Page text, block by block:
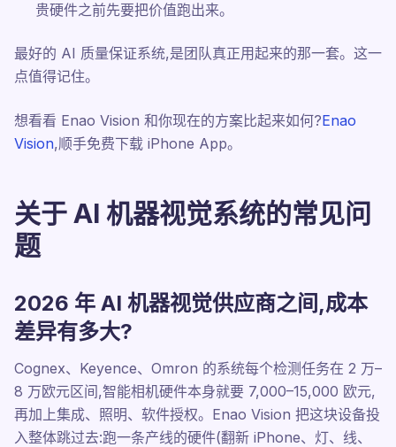
贵硬件之前先要把价值跑出来。
最好的 AI 质量保证系统,是团队真正用起来的那一套。这一
点值得记住。
想看看 Enao Vision 和你现在的方案比起来如何?Enao
Vision,顺手免费下载 iPhone App。
关于 AI 机器视觉系统的常见问
题
2026 年 AI 机器视觉供应商之间,成本
差异有多大?
Cognex、Keyence、Omron 的系统每个检测任务在 2 万–
8 万欧元区间,智能相机硬件本身就要 7,000–15,000 欧元,
再加上集成、照明、软件授权。Enao Vision 把这块设备投
入整体跳过去:跑一条产线的硬件(翻新 iPhone、灯、线、